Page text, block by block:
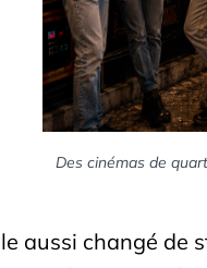
Des cinémas de
aussi changé de